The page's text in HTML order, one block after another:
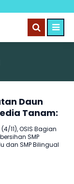
Daun
Tanam:
Alam
11), OSIS Bagian
SMP
dan SMP Bilingual